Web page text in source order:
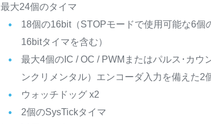
最大24個のタイマ
18個の16bit（STOPモードで使用可能な6個
16bitタイマを含む）
最大4個のIC / OC / PWMまたはパルス･カウ
ンクリメンタル）エンコーダ入力を備えた2
ウォッチドッグ x2
2個のSysTickタイマ